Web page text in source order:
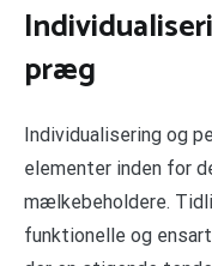
præg
Individualisering og
elementer inden for
mælkebeholdere.
funktionelle og